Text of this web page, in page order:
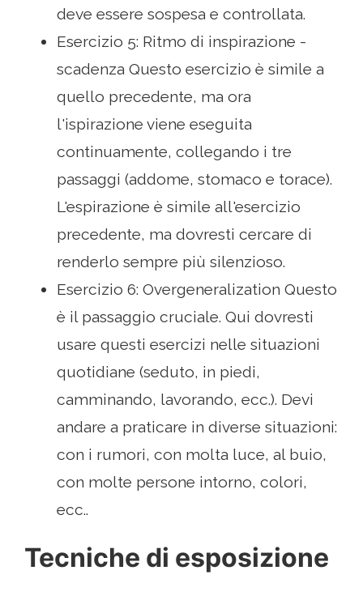
deve essere sospesa e controllata.
Esercizio 5: Ritmo di inspirazione -
scadenza Questo esercizio è simile a
quello precedente, ma ora
l'ispirazione viene eseguita
continuamente, collegando i tre
passaggi (addome, stomaco e torace).
L'espirazione è simile all'esercizio
precedente, ma dovresti cercare di
renderlo sempre più silenzioso.
Esercizio 6: Overgeneralization Questo
è il passaggio cruciale. Qui dovresti
usare questi esercizi nelle situazioni
quotidiane (seduto, in piedi,
camminando, lavorando, ecc.). Devi
andare a praticare in diverse situazioni:
con i rumori, con molta luce, al buio,
con molte persone intorno, colori,
ecc..
Tecniche di esposizione